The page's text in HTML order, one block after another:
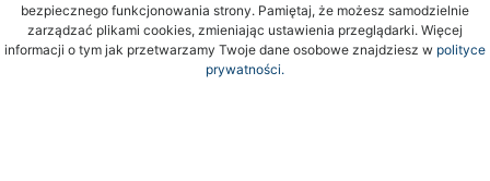
bezpiecznego funkcjonowania strony. Pamiętaj, że możesz samodzielnie
zarządzać plikami cookies, zmieniając ustawienia przeglądarki. Więcej
informacji o tym jak przetwarzamy Twoje dane osobowe znajdziesz w polityce
prywatności.